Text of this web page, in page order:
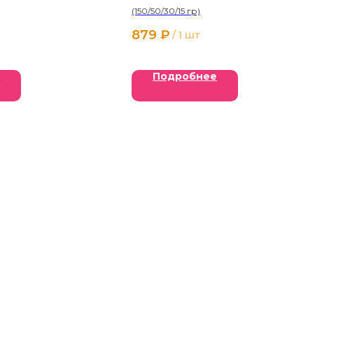
(150/50/30/15 гр)
879 ₽ / 1 шт
Подробнее